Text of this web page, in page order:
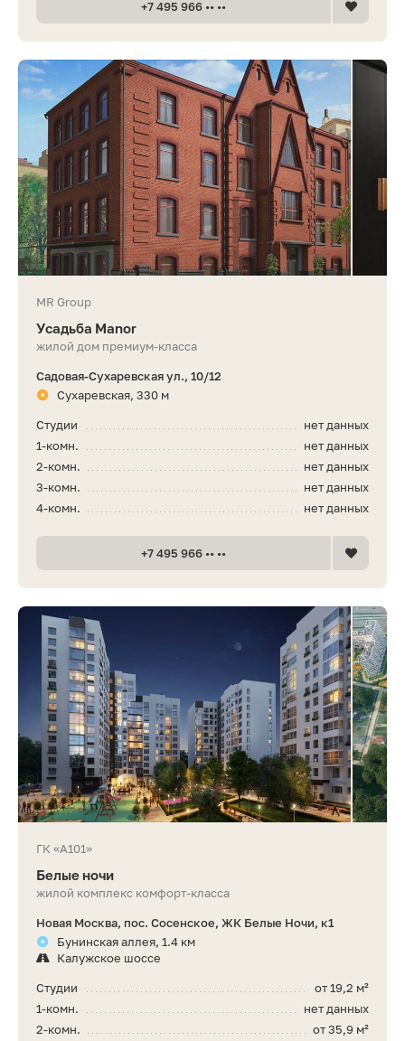
+7 495 966 •• ••
MR Group
Усадьба Manor
жилой дом премиум-класса
Садовая-Сухаревская ул., 10/12
Сухаревская, 330 м
нет данных
Студии
нет данных
1-комн.
нет данных
2-комн.
нет данных
3-комн.
нет данных
4-комн.
+7 495 966 •• ••
ГК «А101»
Белые ночи
жилой комплекс комфорт-класса
Новая Москва, пос. Сосенское, ЖК Белые Ночи, к1
Бунинская аллея, 1.4 км
Калужское шоссе
от 19,2 м²
Студии
нет данных
1-комн.
от 35,9 м²
2-комн.